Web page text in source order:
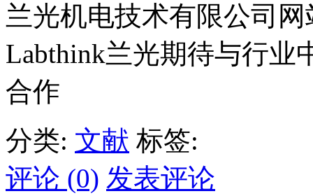
兰光机电技术有限公司
Labthink兰光期待与行业
合作
分类: 文献 标签:
评论 (0) 发表评论